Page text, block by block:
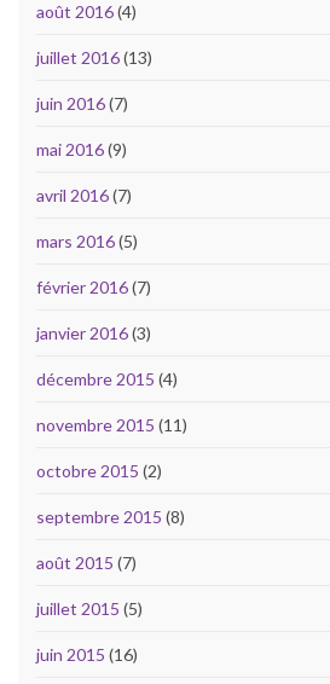
août 2016(4)
juillet 2016(13)
juin 2016(7)
mai 2016(9)
avril 2016(7)
mars 2016(5)
février 2016(7)
janvier 2016(3)
décembre 2015 (4)
novembre 2015 (11)
octobre 2015 (2)
septembre 2015 (8)
août 2015 (7)
juillet 2015 (5)
juin 2015 (16)